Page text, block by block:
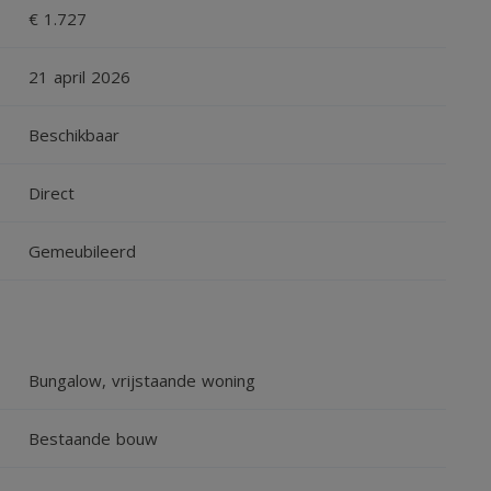
en Privacy
€ 1.727
21 april 2026
Beschikbaar
Direct
Gemeubileerd
Bungalow, vrijstaande woning
Bestaande bouw